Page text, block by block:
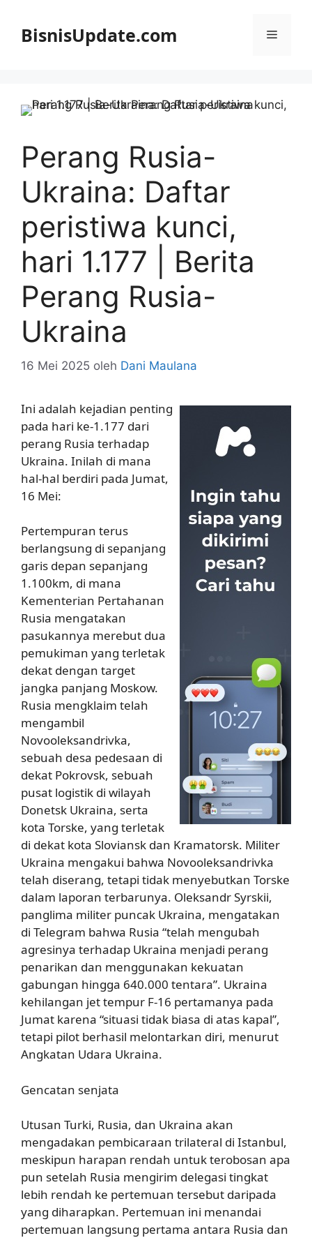
BisnisUpdate.com Menu
Perang Rusia-
Ukraina: Daftar
peristiwa kunci,
hari 1.177 | Berita
Perang Rusia-
Ukraina
16 Mei 2025 oleh Dani Maulana
Ini adalah kejadian penting
pada hari ke-1.177 dari
perang Rusia terhadap
Ukraina. Inilah di mana
hal-hal berdiri pada Jumat,
16 Mei:
Pertempuran terus
berlangsung di sepanjang
garis depan sepanjang
1.100km, di mana
Kementerian Pertahanan
Rusia mengatakan
pasukannya merebut dua
pemukiman yang terletak
dekat dengan target
jangka panjang Moskow.
Rusia mengklaim telah
mengambil
Novooleksandrivka,
sebuah desa pedesaan di
dekat Pokrovsk, sebuah
pusat logistik di wilayah
Donetsk Ukraina, serta
kota Torske, yang terletak
di dekat kota Sloviansk dan Kramatorsk. Militer
Ukraina mengakui bahwa Novooleksandrivka
telah diserang, tetapi tidak menyebutkan Torske
dalam laporan terbarunya. Oleksandr Syrskii,
panglima militer puncak Ukraina, mengatakan
di Telegram bahwa Rusia “telah mengubah
agresinya terhadap Ukraina menjadi perang
penarikan dan menggunakan kekuatan
gabungan hingga 640.000 tentara”. Ukraina
kehilangan jet tempur F-16 pertamanya pada
Jumat karena “situasi tidak biasa di atas kapal”,
tetapi pilot berhasil melontarkan diri, menurut
Angkatan Udara Ukraina.
Gencatan senjata
Utusan Turki, Rusia, dan Ukraina akan
mengadakan pembicaraan trilateral di Istanbul,
meskipun harapan rendah untuk terobosan apa
pun setelah Rusia mengirim delegasi tingkat
lebih rendah ke pertemuan tersebut daripada
yang diharapkan. Pertemuan ini menandai
pertemuan langsung pertama antara Rusia dan